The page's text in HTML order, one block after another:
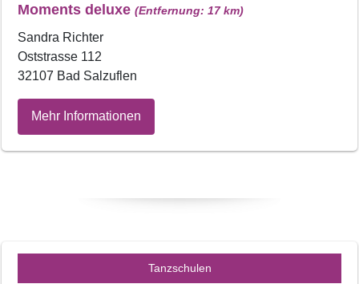
Moments deluxe (Entfernung: 17 km)
Sandra Richter
Oststrasse 112
32107 Bad Salzuflen
Mehr Informationen
Tanzschulen